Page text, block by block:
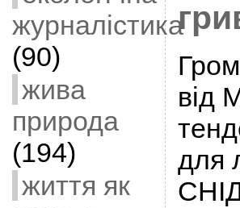
журналістика
(90)
жива
природа
(194)
життя як
від
для